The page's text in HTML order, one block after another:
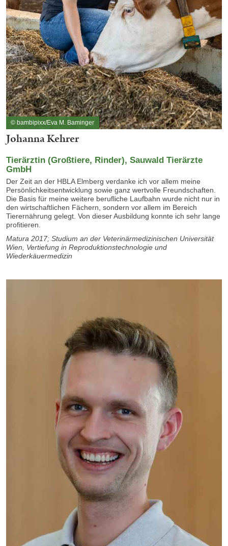
© bambipixx/Eva M. Baminger
Johanna Kehrer
Tierärztin (Großtiere, Rinder), Sauwald Tierärzte
GmbH
Der Zeit an der HBLA Elmberg verdanke ich vor allem meine
Persönlichkeitsentwicklung sowie ganz wertvolle Freundschaften.
Die Basis für meine weitere berufliche Laufbahn wurde nicht nur in
den wirtschaftlichen Fächern, sondern vor allem im Bereich
Tierernährung gelegt. Von dieser Ausbildung konnte ich sehr lange
profitieren.
Matura 2017; Studium an der Veterinärmedizinischen Universität
Wien, Vertiefung in Reproduktionstechnologie und
Wiederkäuermedizin